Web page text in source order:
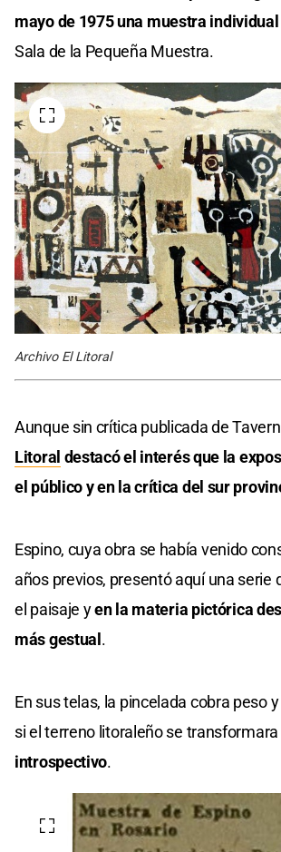
mayo de 1975 una muestra
Sala de la Pequeña Muestra.
Archivo El Litoral
Aunque sin crítica publicada de
Litoral destacó el interés que la
el público y en la crítica del sur
Espino, cuya obra se había venido
años previos, presentó aquí una serie
el paisaje yen la materia pictórica
más gestual .
En sus telas, la pincelada cobra peso
si el terreno litoraleño se transformara
introspectivo.